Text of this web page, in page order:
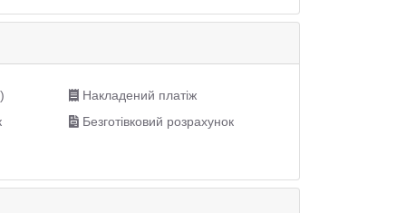
Накладений платіж
Безготівковий розрахунок